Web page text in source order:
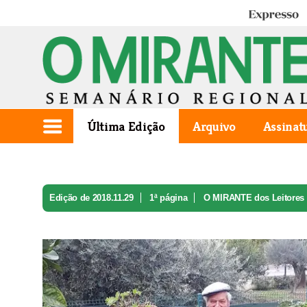
Expresso
Última Edição Arquivo
Edição de 2018.11.29 1ª página O MIRANTE dos Leitores